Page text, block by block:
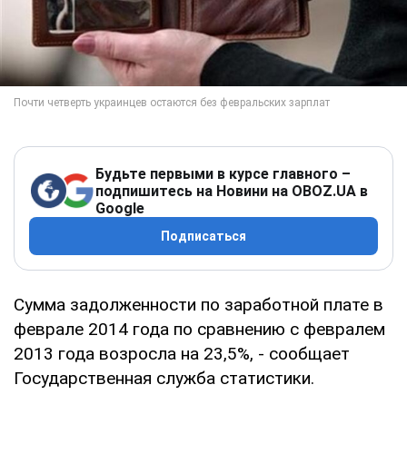
Будьте первыми в курсе главного –
подпишитесь на Новини на OBOZ.UA в
Google
Подписаться
Сумма задолженности по заработной плате в
феврале 2014 года по сравнению с февралем
2013 года возросла на 23,5%, - сообщает
Государственная служба статистики.